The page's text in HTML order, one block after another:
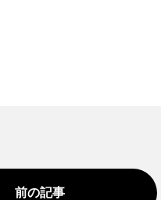
前の記事